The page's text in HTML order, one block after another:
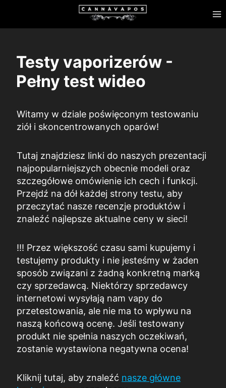
Testy vaporizerów -
Pełny test wideo
Witamy w dziale poświęconym testowaniu
ziół i skoncentrowanych oparów!
Tutaj znajdziesz linki do naszych prezentacji
najpopularniejszych obecnie modeli oraz
szczegółowe omówienie ich cech i funkcji.
Przejdź na dół każdej strony testu, aby
przeczytać nasze recenzje produktów i
znaleźć najlepsze aktualne ceny w sieci!
!!! Przez większość czasu sami kupujemy i
testujemy produkty i nie jesteśmy w żaden
sposób związani z żadną konkretną marką
czy sprzedawcą. Niektórzy sprzedawcy
internetowi wysyłają nam vapy do
przetestowania, ale nie ma to wpływu na
naszą końcową ocenę. Jeśli testowany
produkt nie spełnia naszych oczekiwań,
zostanie wystawiona negatywna ocena!
Kliknij tutaj, aby znaleźć nasze główne